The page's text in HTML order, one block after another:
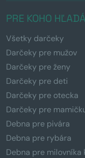
PRE KOHO
Všetky darčeky
Darčeky pre mužov
Darčeky pre ženy
Darčeky pre deti
Darčeky pre otecka
Darčeky pre
Debna pre pivára
Debna pre rybára
Debna pre milovníka